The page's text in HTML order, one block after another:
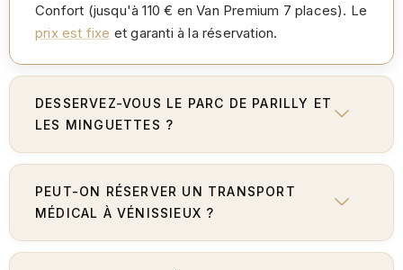
Confort (jusqu'à 110 € en Van Premium 7 places). Le
prix est fixe et garanti à la réservation.
DESSERVEZ-VOUS LE PARC DE PARILLY ET
LES MINGUETTES ?
PEUT-ON RÉSERVER UN TRANSPORT
MÉDICAL À VÉNISSIEUX ?